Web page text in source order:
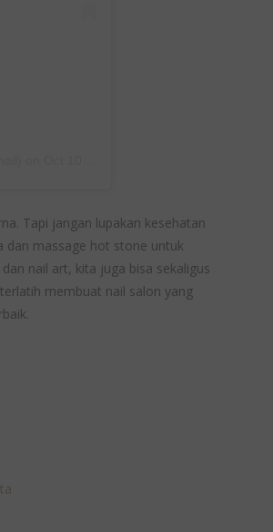
Tapi jangan lupakan kesehatan
dan massage hot stone untuk
nail art, kita juga bisa sekaligus
membuat nail salon yang